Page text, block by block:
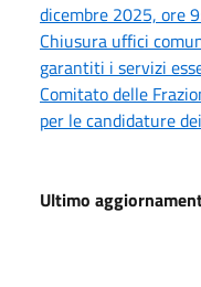
dicembre 2025, ore
Chiusura uffici
garantiti i servizi
Comitato delle
per le candidature
Ultimo